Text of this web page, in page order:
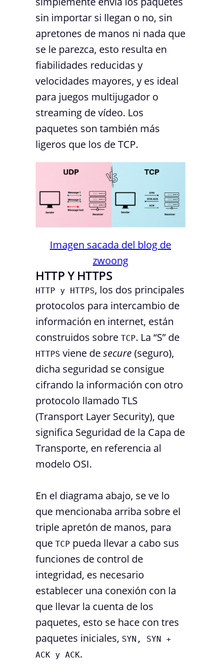
sin importar si llegan o no, sin
apretones de manos ni nada que
se le parezca, esto resulta en
fiabilidades reducidas y
velocidades mayores, y es ideal
para juegos multijugador o
streaming de vídeo. Los
paquetes son también más
ligeros que los de TCP.
Imagen sacada del blog de
zwoong
HTTP Y HTTPS
HTTP y HTTPS, los dos principales
protocolos para intercambio de
información en internet, están
construidos sobre TCP. La “S” de
HTTPS viene desecure(seguro),
dicha seguridad se consigue
cifrando la información con otro
protocolo llamado TLS
(Transport Layer Security), que
significa Seguridad de la Capa de
Transporte, en referencia al
modelo OSI.
En el diagrama abajo, se ve lo
que mencionaba arriba sobre el
triple apretón de manos, para
que TCP pueda llevar a cabo sus
funciones de control de
integridad, es necesario
establecer una conexión con la
que llevar la cuenta de los
paquetes, esto se hace con tres
paquetes iniciales, SYN, SYN +
ACK y ACK.